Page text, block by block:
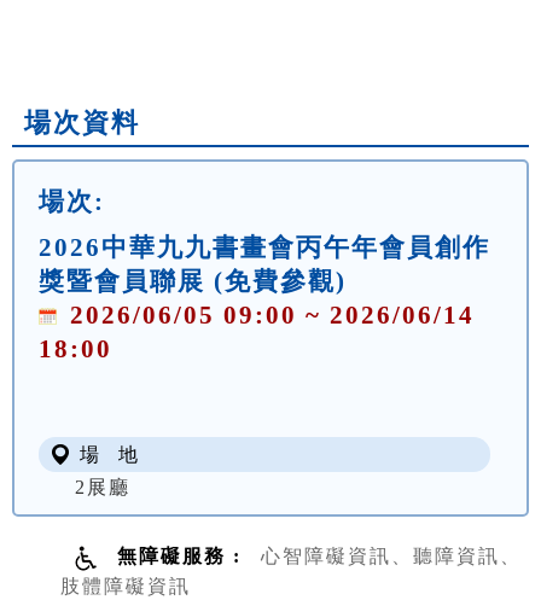
場次資料
場次:
2026中華九九書畫會丙午年會員創作
獎暨會員聯展 (免費參觀)
2026/06/05 09:00 ~ 2026/06/14
18:00
場 地
2展廳
無障礙服務 :
心智障礙資訊、聽障資訊、
肢體障礙資訊